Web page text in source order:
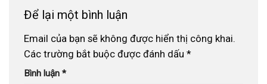
Để lại một bình luận
Email của bạn sẽ không được hiển thị công khai.
Các trường bắt buộc được đánh dấu *
Bình luận *